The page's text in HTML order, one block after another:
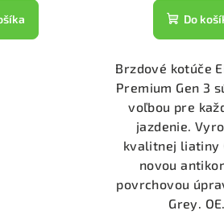
Do
Brzdové kotúče
Premium Gen 3
voľbou pre
jazdenie.
kvalitnej liatiny
novou
povrchovou
Grey.